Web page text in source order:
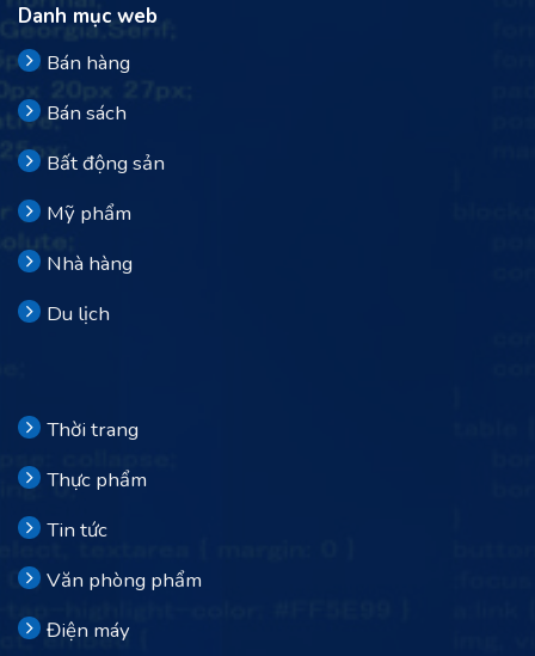
Danh mục web
Bán hàng
Bán sách
Bất động sản
Mỹ phẩm
Nhà hàng
Du lịch
Thời trang
Thực phẩm
Tin tức
Văn phòng phẩm
Điện máy